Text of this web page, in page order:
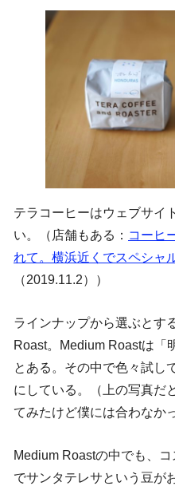
テラコーヒーはウェブサイ
い。（店舗もある： コーヒ
れて。横浜近くでスペシャ
（2019.11.2））
ラインナップから選ぶとす
Roast。Medium Roastは「
とある。その中で色々試し
にしている。（上の写真だ
てみたけど僕には合わなか
Medium Roastの中でも、
でサンタテレサという豆が